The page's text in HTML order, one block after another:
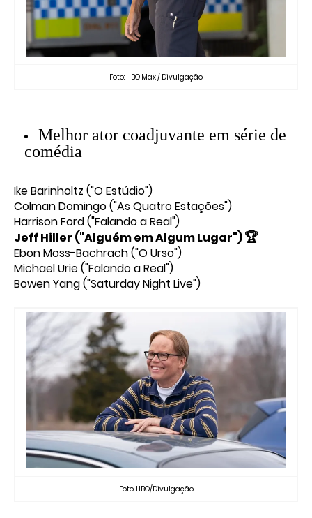
Foto: HBO Max / Divulgação
Melhor ator coadjuvante em série de
comédia
Ike Barinholtz ("O Estúdio")
Colman Domingo ("As Quatro Estações")
Harrison Ford ("Falando a Real")
Jeff Hiller ("Alguém em Algum Lugar")🏆
Ebon Moss-Bachrach ("O Urso")
Michael Urie ("Falando a Real")
Bowen Yang ("Saturday Night Live")
Foto: HBO/Divulgação